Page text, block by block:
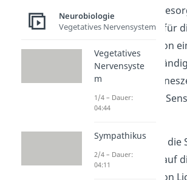
besitzt jedes
Sinneszellen, die für
Wahrnehmung von
Art vonReiz
kannst du die
Rezeptoren
oder
Zum Beispiel sind
in deinen Augen auf
Wahrnehmung von
Neurobiologie
Vegetatives Nervensystem
Vegetatives
Nervensyste
m
1/4 – Dauer:
04:44
Sympathikus
2/4 – Dauer:
04:11